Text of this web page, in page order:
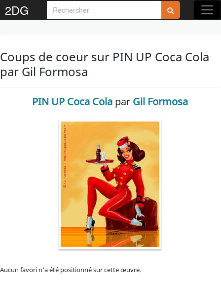
2DG
Coups de coeur sur PIN UP Coca Cola
par Gil Formosa
PIN UP Coca Colapar Gil Formosa
Aucun favori n'a été positionné sur cette œuvre.